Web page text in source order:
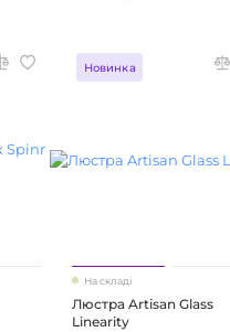
Новинка
На складі
Люстра Artisan Glass
Linearity